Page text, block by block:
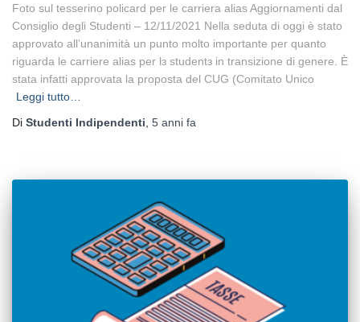
Foto sul tesserino policard per le carriera alias Aggiornamenti dal
Consiglio degli Studenti – 12/11/2021 Nella seduta di oggi è stato
approvato all’unanimità un punto molto importante per quanto
riguarda le carriere alias per lз studentз in transizione di genere. È
stata infatti approvata la proposta del CUG (Comitato Unico
Leggi tutto…
Di Studenti Indipendenti 5 anni fa